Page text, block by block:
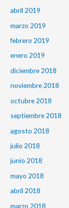
abril 2019
marzo 2019
febrero 2019
enero 2019
diciembre 2018
noviembre 2018
octubre 2018
septiembre 2018
agosto 2018
julio 2018
junio 2018
mayo 2018
abril 2018
marzo 2018